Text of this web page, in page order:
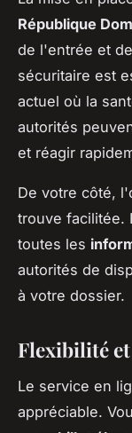
République
de l'entrée et
sécuritaire est
actuel où la
autorités
et réagir
De votre côté,
trouve facilitée.
toutes les
autorités de
à votre dossier.
Flexibilité
Le service en
appréciable.